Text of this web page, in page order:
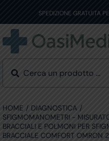
content
SPEDIZIONE GRATUITA
HOME
DIAGNOSTICA
SFIGMOMANOMETRI -
BRACCIALI E POLMONI PER
BRACCIALE COMFORT